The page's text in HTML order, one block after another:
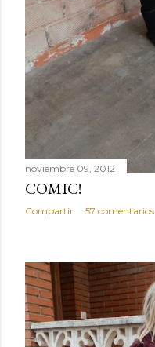
noviembre 09, 2012
COMIC!
Compartir 57 comentarios